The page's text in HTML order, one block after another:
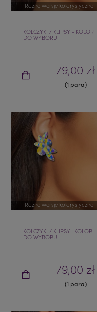
Różne wersje kolorystyczne
KOLCZYKI / KLIPSY - KOLOR
DO WYBORU
79,00 zł
(1 para)
Różne wersje kolorystyczne
KOLCZYKI / KLIPSY -KOLOR
DO WYBORU
79,00 zł
(1 para)